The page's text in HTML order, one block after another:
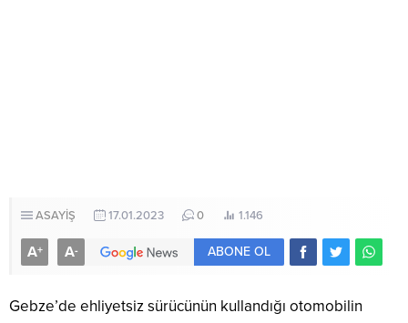
ASAYİŞ 17.01.2023 0 1.146
A+ A- ABONE OL
Gebze’de ehliyetsiz sürücünün kullandığı otomobilin